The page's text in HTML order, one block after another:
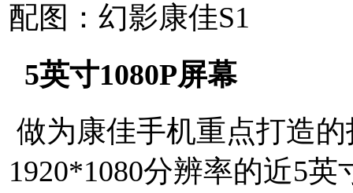
配图：幻影康佳S1
5英寸1080P屏幕
做为康佳手机重点打造
1920*1080分辨率的近5